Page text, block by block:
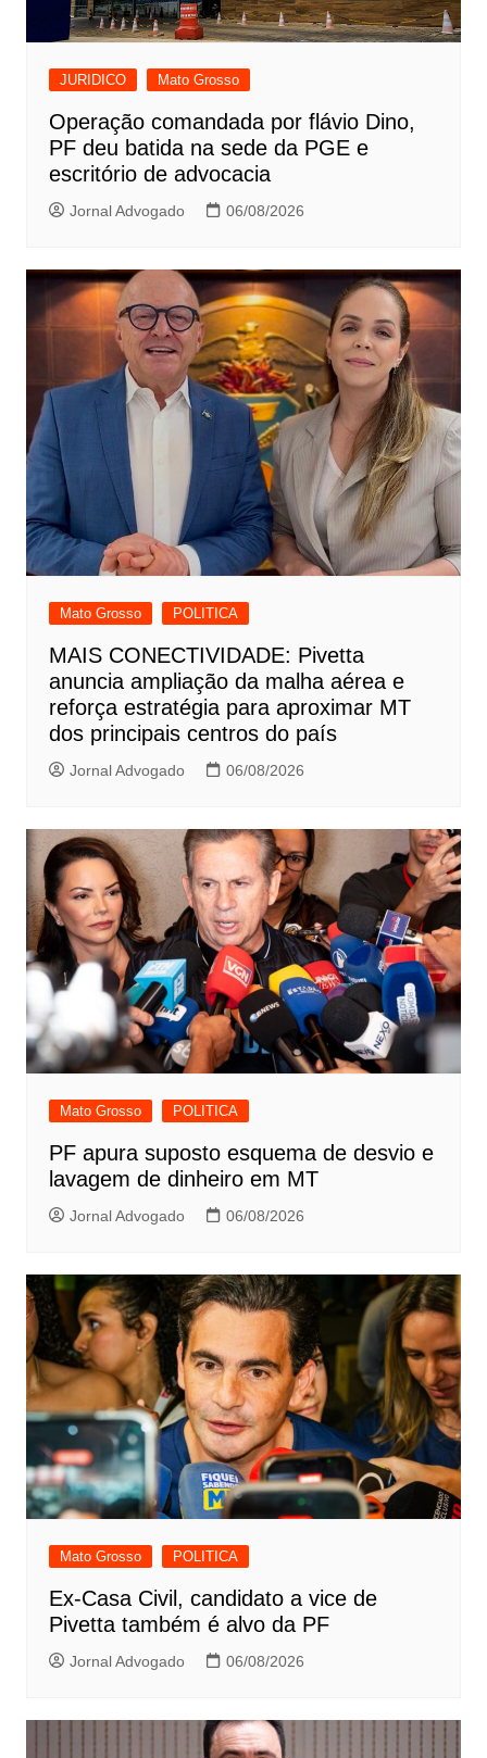
JURIDICO Mato Grosso
Operação comandada por flávio Dino,
PF deu batida na sede da PGE e
escritório de advocacia
Jornal Advogado 06/08/2026
Mato Grosso POLITICA
MAIS CONECTIVIDADE: Pivetta
anuncia ampliação da malha aérea e
reforça estratégia para aproximar MT
dos principais centros do país
Jornal Advogado 06/08/2026
Mato Grosso POLITICA
PF apura suposto esquema de desvio e
lavagem de dinheiro em MT
Jornal Advogado 06/08/2026
Mato Grosso POLITICA
Ex-Casa Civil, candidato a vice de
Pivetta também é alvo da PF
Jornal Advogado 06/08/2026